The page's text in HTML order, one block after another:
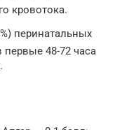
кровотока.
перинатальных
48-72 часа